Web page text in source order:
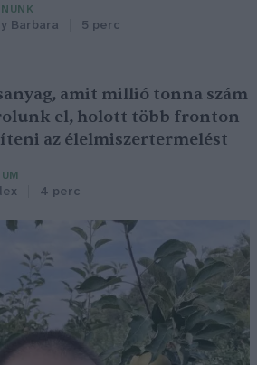
Barbara 5 perc
amit millió tonna szám
el, holott több fronton
az élelmiszertermelést
4 perc